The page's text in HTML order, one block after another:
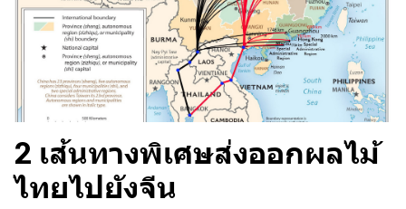
2 เส้นทางพิเศษส่งออกผลไม้
ไทยไปยังจีน